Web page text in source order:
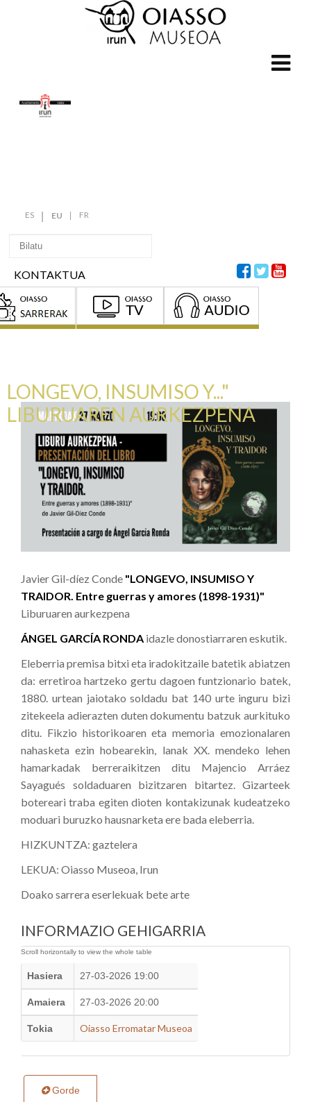
ES EU FR
KONTAKTUA
LONGEVO, INSUMISO Y..."
LIBURUAREN AURKEZPENA
Javier Gil-díez Conde "LONGEVO, INSUMISO Y
TRAIDOR. Entre guerras y amores (1898-1931)"
Liburuaren aurkezpena
ÁNGEL GARCÍA RONDA idazle donostiarraren eskutik.
Eleberria premisa bitxi eta iradokitzaile batetik abiatzen
da: erretiroa hartzeko gertu dagoen funtzionario batek,
1880. urtean jaiotako soldadu bat 140 urte inguru bizi
zitekeela adierazten duten dokumentu batzuk aurkituko
ditu. Fikzio historikoaren eta memoria emozionalaren
nahasketa ezin hobearekin, lanak XX. mendeko lehen
hamarkadak berreraikitzen ditu Majencio Arráez
Sayagués soldaduaren bizitzaren bitartez. Gizarteek
botereari traba egiten dioten kontakizunak kudeatzeko
moduari buruzko hausnarketa ere bada eleberria.
HIZKUNTZA: gaztelera
LEKUA: Oiasso Museoa, Irun
Doako sarrera eserlekuak bete arte
INFORMAZIO GEHIGARRIA
Hasiera 27-03-2026 19:00
Amaiera 27-03-2026 20:00
Tokia Oiasso Erromatar Museoa
Gorde